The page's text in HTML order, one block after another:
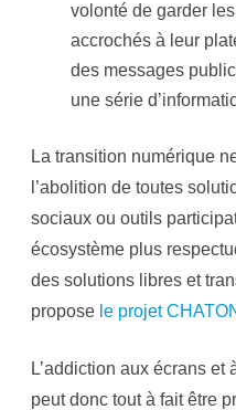
volonté de garder
accrochés à leur
des messages
une série
La transition numérique
l’abolition de toutes
sociaux ou outils
écosystème plus
des solutions libres et
propose le projet
L’addiction aux écrans et
peut donc tout à fait être